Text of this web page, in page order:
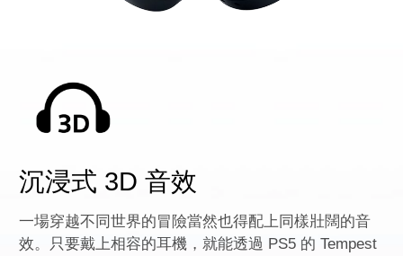
沉浸式 3D 音效
一場穿越不同世界的冒險當然也得配上同樣壯闊的音
效。只要戴上相容的耳機，就能透過 PS5 的 Tempest